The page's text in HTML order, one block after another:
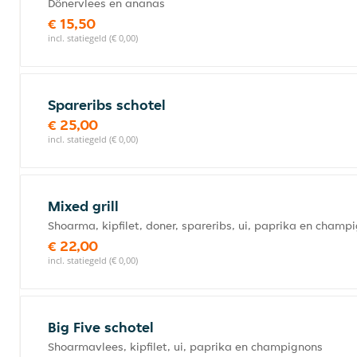
Dönervlees en ananas
€ 15,50
incl. statiegeld (€ 0,00)
Spareribs schotel
€ 25,00
incl. statiegeld (€ 0,00)
Mixed grill
Shoarma, kipfilet, doner, spareribs, ui, paprika en
€ 22,00
incl. statiegeld (€ 0,00)
Big Five schotel
Shoarmavlees, kipfilet, ui, paprika en champignons